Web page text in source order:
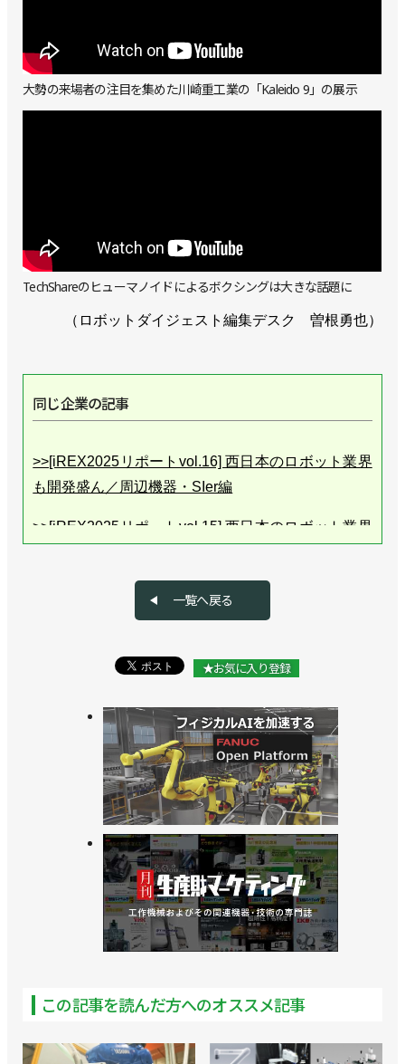
大勢の来場者の注目を集めた川崎重工業の「Kaleido 9」の展示
TechShareのヒューマノイドによるボクシングは大きな話題に
（ロボットダイジェスト編集デスク 曽根勇也）
同じ企業の記事
>>[iREX2025リポートvol.16] 西日本のロボット業界
も開発盛ん／周辺機器・SIer編
>>[iREX2025リポートvol.15] 西日本のロボット業界
>>[iREX2025リポートvol.14] 欧州や台湾勢がAI×自
動化で存在感を発揮
>>[iREX2025リポートvol.13] 使いやすさ×低価格で
>>[iREX2025リポートvol.12] 中国メーカーのヒュー
マノイドが存在感を発揮
>>[iREX2025リポートvol.11]マテハンシステムは市
場の要求が明確に【後編】
>>[iREX2025リポートvol.10]マテハンシステムは市
場の要求が明確に【前編】
>>[iREX2025リポートvol.9]周辺機器の使用イメージ
や使い心地を分かりやすく提案
な使い方が続々
>>[iREX2025リポートvol.7]新興勢も独自技術で存在
一覧へ戻る
★お気に入り登録
この記事を読んだ方へのオススメ記事